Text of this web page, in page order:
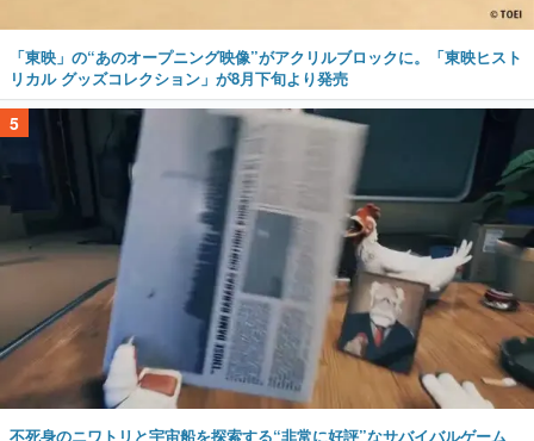
「東映」の“あのオープニング映像”がアクリルブロックに。「東映ヒスト
リカル グッズコレクション」が8月下旬より発売
5
不死身のニワトリと宇宙船を探索する“非常に好評”なサバイバルゲーム